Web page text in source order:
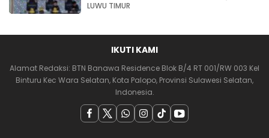
Rp131,68 Miliar Hingga 2030
LUWU TIMUR
IKUTI KAMI
Alamat Redaksi: BTN Banawa Residence Blok B/4 RT 001/RW 003 Kel
Binturu Kec Wara Selatan, Kota Palopo, Provinsi Sulawesi Selatan,
Indonesia.